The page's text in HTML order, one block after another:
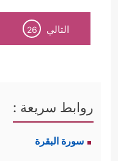
التالي 26
روابط سريعة :
سورة البقرة